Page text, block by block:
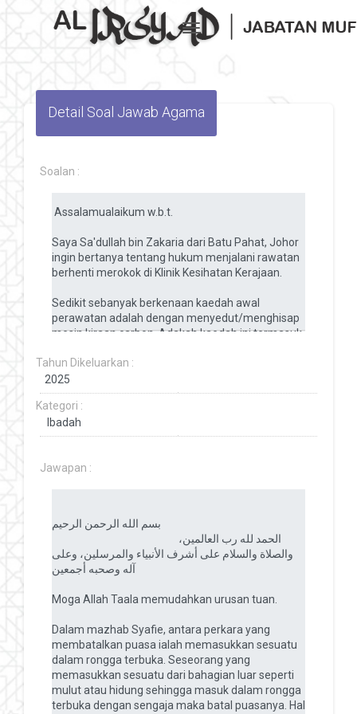
Toggle navigation
Detail Soal Jawab Agama
Soalan :
Tahun Dikeluarkan :
Kategori :
Jawapan :